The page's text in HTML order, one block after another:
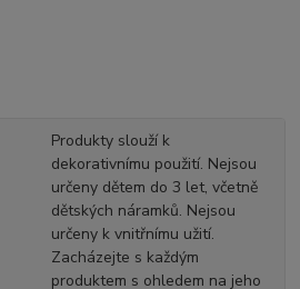
Produkty slouží k
dekorativnímu použití. Nejsou
určeny dětem do 3 let, včetně
dětských náramků. Nejsou
určeny k vnitřnímu užití.
Zacházejte s každým
produktem s ohledem na jeho